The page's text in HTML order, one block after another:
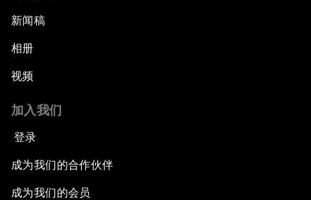
新闻稿
相册
视频
加入我们
登录
成为我们的合作伙伴
成为我们的会员